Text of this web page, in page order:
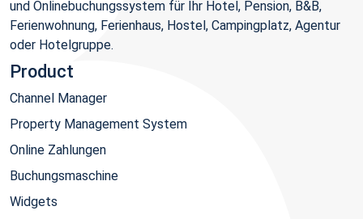
und Onlinebuchungssystem für Ihr Hotel, Pension, B&B,
Ferienwohnung, Ferienhaus, Hostel, Campingplatz, Agentur
oder Hotelgruppe.
Product
Channel Manager
Property Management System
Online Zahlungen
Buchungsmaschine
Widgets